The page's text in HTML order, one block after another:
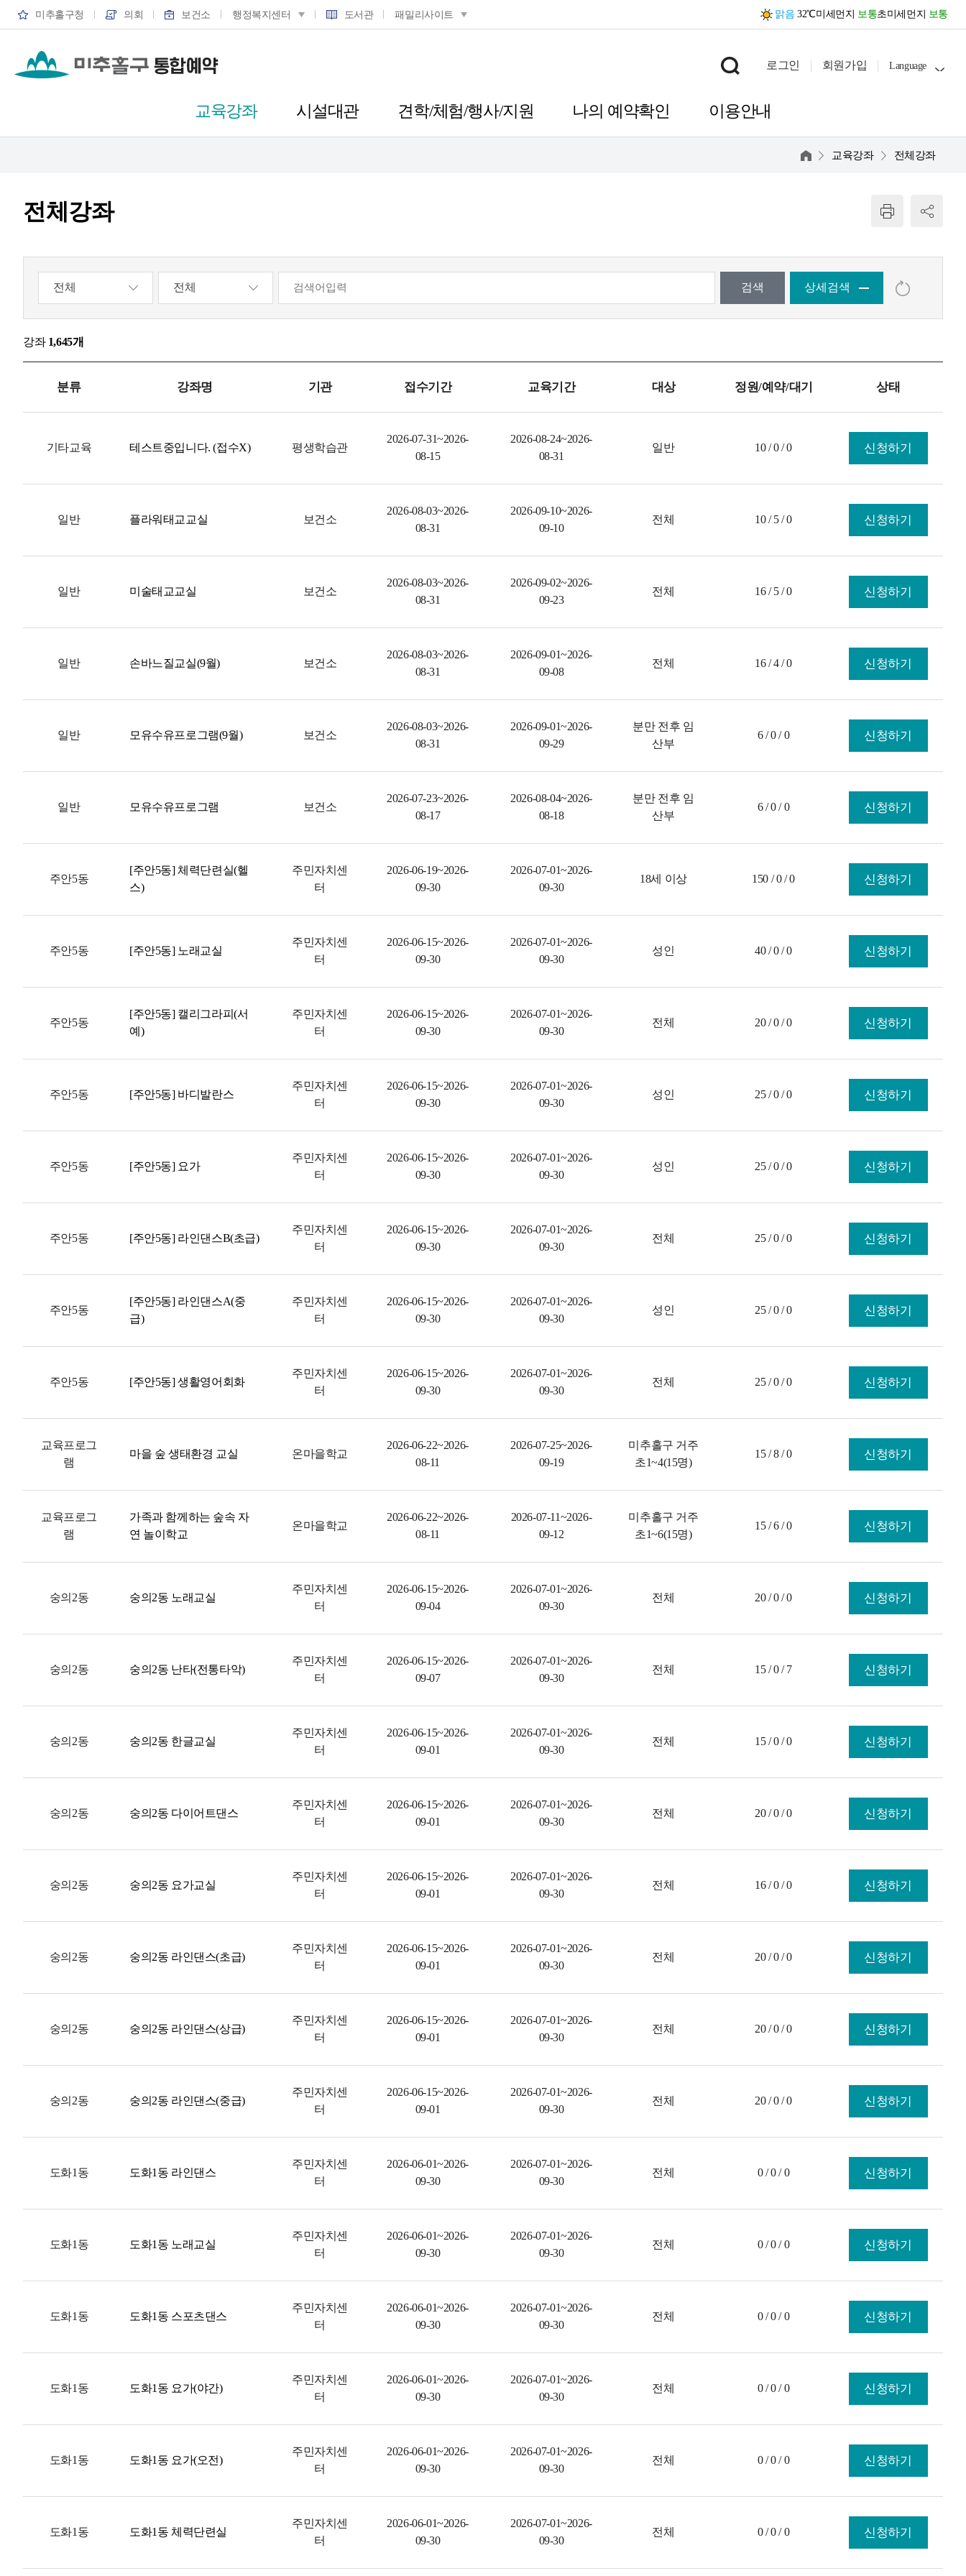
미추홀구청 의회 보건소 행정복지센터 도서관 패밀리사이트 맑음 32℃미세먼지 보통초미세먼지 보통
교육강좌 시설대관 견학/체험/행사/지원 나의 예약확인 이용안내
로그인 회원가입 Language
홈 교육강좌 전체강좌
전체강좌
강좌 1,645개
분류 강좌명 기관 접수기간 교육기간 대상 정원/예약/대기 상태
기타교육 테스트중입니다. (접수X) 평생학습관
2026-07-31~2026-
08-15
2026-08-24~2026-
08-31
일반 10 / 0 / 0 신청하기
일반 플라워태교교실 보건소
2026-08-03~2026-
08-31
2026-09-10~2026-
09-10
전체 10 / 5 / 0 신청하기
일반 미술태교교실 보건소
2026-08-03~2026-
08-31
2026-09-02~2026-
09-23
전체 16 / 5 / 0 신청하기
일반 손바느질교실(9월) 보건소
2026-08-03~2026-
08-31
2026-09-01~2026-
09-08
전체 16 / 4 / 0 신청하기
일반 모유수유프로그램(9월) 보건소
2026-08-03~2026-
08-31
2026-09-01~2026-
09-29
분만 전후 임
산부
6 / 0 / 0 신청하기
일반 모유수유프로그램 보건소
2026-07-23~2026-
08-17
2026-08-04~2026-
08-18
분만 전후 임
산부
6 / 0 / 0 신청하기
주안5동
[주안5동] 체력단련실(헬
스)
주민자치센
터
2026-06-19~2026-
09-30
2026-07-01~2026-
09-30
18세 이상 150 / 0 / 0 신청하기
주안5동 [주안5동] 노래교실
주민자치센
터
2026-06-15~2026-
09-30
2026-07-01~2026-
09-30
성인 40 / 0 / 0 신청하기
주안5동
[주안5동] 캘리그라피(서
예)
주민자치센
터
2026-06-15~2026-
09-30
2026-07-01~2026-
09-30
전체 20 / 0 / 0 신청하기
주안5동 [주안5동] 바디발란스
주민자치센
터
2026-06-15~2026-
09-30
2026-07-01~2026-
09-30
성인 25 / 0 / 0 신청하기
주안5동 [주안5동] 요가
주민자치센
터
2026-06-15~2026-
09-30
2026-07-01~2026-
09-30
성인 25 / 0 / 0 신청하기
주안5동 [주안5동] 라인댄스B(초급)
주민자치센
터
2026-06-15~2026-
09-30
2026-07-01~2026-
09-30
전체 25 / 0 / 0 신청하기
주안5동
[주안5동] 라인댄스A(중
급)
주민자치센
터
2026-06-15~2026-
09-30
2026-07-01~2026-
09-30
성인 25 / 0 / 0 신청하기
주안5동 [주안5동] 생활영어회화
주민자치센
터
2026-06-15~2026-
09-30
2026-07-01~2026-
09-30
전체 25 / 0 / 0 신청하기
교육프로그
램
마을 숲 생태환경 교실 온마을학교
2026-06-22~2026-
08-11
2026-07-25~2026-
09-19
미추홀구 거주
초1~4(15명)
15 / 8 / 0 신청하기
교육프로그
램
가족과 함께하는 숲속 자
연 놀이학교
온마을학교
2026-06-22~2026-
08-11
2026-07-11~2026-
09-12
미추홀구 거주
초1~6(15명)
15 / 6 / 0 신청하기
숭의2동 숭의2동 노래교실
주민자치센
터
2026-06-15~2026-
09-04
2026-07-01~2026-
09-30
전체 20 / 0 / 0 신청하기
숭의2동 숭의2동 난타(전통타악)
주민자치센
터
2026-06-15~2026-
09-07
2026-07-01~2026-
09-30
전체 15 / 0 / 7 신청하기
숭의2동 숭의2동 한글교실
주민자치센
터
2026-06-15~2026-
09-01
2026-07-01~2026-
09-30
전체 15 / 0 / 0 신청하기
숭의2동 숭의2동 다이어트댄스
주민자치센
터
2026-06-15~2026-
09-01
2026-07-01~2026-
09-30
전체 20 / 0 / 0 신청하기
숭의2동 숭의2동 요가교실
주민자치센
터
2026-06-15~2026-
09-01
2026-07-01~2026-
09-30
전체 16 / 0 / 0 신청하기
숭의2동 숭의2동 라인댄스(초급)
주민자치센
터
2026-06-15~2026-
09-01
2026-07-01~2026-
09-30
전체 20 / 0 / 0 신청하기
숭의2동 숭의2동 라인댄스(상급)
주민자치센
터
2026-06-15~2026-
09-01
2026-07-01~2026-
09-30
전체 20 / 0 / 0 신청하기
숭의2동 숭의2동 라인댄스(중급)
주민자치센
터
2026-06-15~2026-
09-01
2026-07-01~2026-
09-30
전체 20 / 0 / 0 신청하기
도화1동 도화1동 라인댄스
주민자치센
터
2026-06-01~2026-
09-30
2026-07-01~2026-
09-30
전체 0 / 0 / 0 신청하기
도화1동 도화1동 노래교실
주민자치센
터
2026-06-01~2026-
09-30
2026-07-01~2026-
09-30
전체 0 / 0 / 0 신청하기
도화1동 도화1동 스포츠댄스
주민자치센
터
2026-06-01~2026-
09-30
2026-07-01~2026-
09-30
전체 0 / 0 / 0 신청하기
도화1동 도화1동 요가(야간)
주민자치센
터
2026-06-01~2026-
09-30
2026-07-01~2026-
09-30
전체 0 / 0 / 0 신청하기
도화1동 도화1동 요가(오전)
주민자치센
터
2026-06-01~2026-
09-30
2026-07-01~2026-
09-30
전체 0 / 0 / 0 신청하기
도화1동 도화1동 체력단련실
주민자치센
터
2026-06-01~2026-
09-30
2026-07-01~2026-
09-30
전체 0 / 0 / 0 신청하기